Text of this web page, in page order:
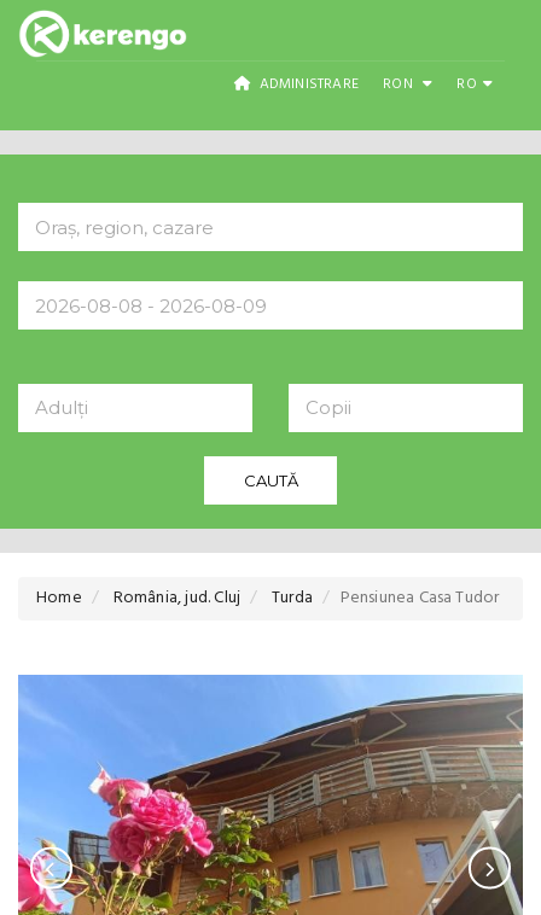
ADMINISTRARE RON RO
Adulți Copii
CAUTĂ
Home România, jud. Cluj Turda Pensiunea Casa Tudor